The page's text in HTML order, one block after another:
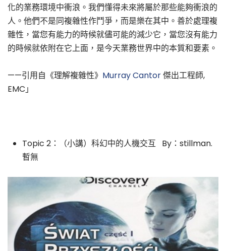
化的業務環境中衝浪。我們懂得未來將屬於那些能夠衝浪的
人。他們不是同複雜性作鬥爭，而是樂在其中。善於處理複
雜性，當您有能力的時候就儘可能的減少它，當您沒有能力
的時候就依附在它上面，是今天業務世界中的本質和要素。
——引用自《理解複雜性》 Murray Cantor傑出工程師,
EMC」
Topic 2：（小講）科幻中的人機交互 By：stillman.
暫無